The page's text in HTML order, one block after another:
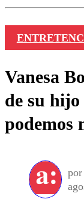
Vanesa
de su
podemos
por